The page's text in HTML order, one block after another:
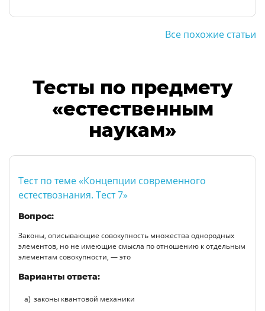
Все похожие статьи
Тесты по предмету
«естественным
наукам»
Тест по теме «Концепции современного
естествознания. Тест 7»
Вопрос:
Законы, описывающие совокупность множества однородных
элементов, но не имеющие смысла по отношению к отдельным
элементам совокупности, — это
Варианты ответа:
законы квантовой механики